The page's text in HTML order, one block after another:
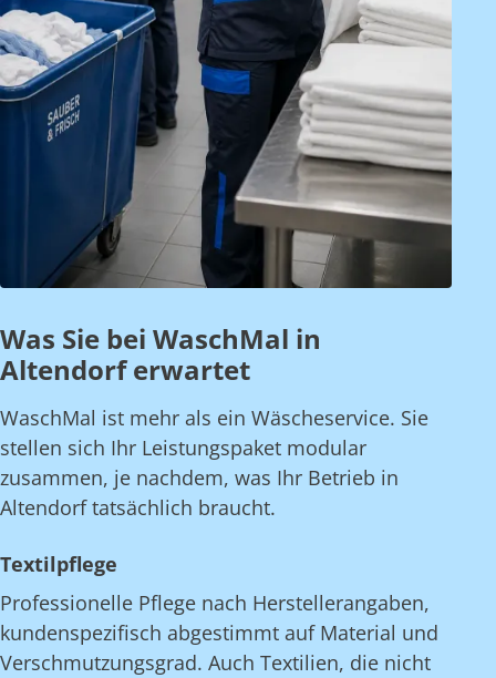
Was Sie bei WaschMal in
Altendorf erwartet
WaschMal ist mehr als ein Wäscheservice. Sie
stellen sich Ihr Leistungspaket modular
zusammen, je nachdem, was Ihr Betrieb in
Altendorf tatsächlich braucht.
Textilpflege
Professionelle Pflege nach Herstellerangaben,
kundenspezifisch abgestimmt auf Material und
Verschmutzungsgrad. Auch Textilien, die nicht